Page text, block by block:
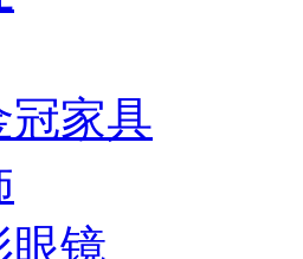
冠家具
眼镜